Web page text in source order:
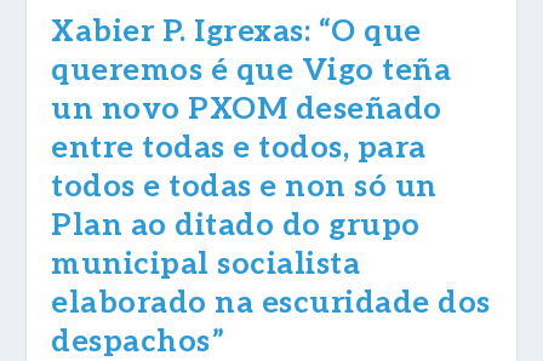
Xabier P. Igrexas: “O que
queremos é que Vigo teña
un novo PXOM deseñado
entre todas e todos, para
todos e todas e non só un
Plan ao ditado do grupo
municipal socialista
elaborado na escuridade dos
despachos”